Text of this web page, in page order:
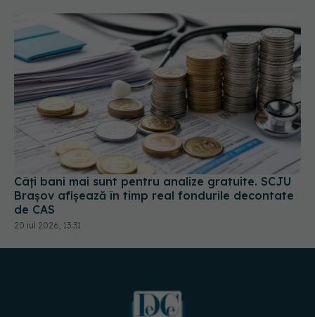
Câți bani mai sunt pentru analize gratuite. SCJU
Brașov afișează în timp real fondurile decontate
de CAS
20 iul 2026, 13:31